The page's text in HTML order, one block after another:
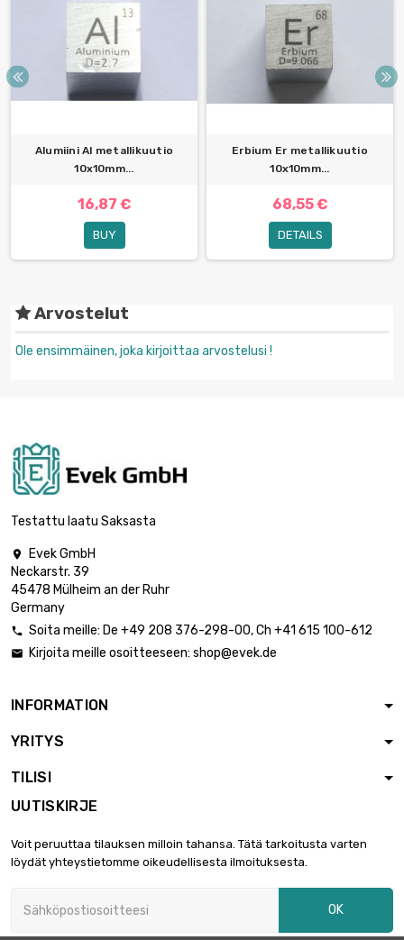
Alumiini Al metallikuutio
10x10mm...
16,87 €
BUY
Erbium Er metallikuutio
10x10mm...
68,55 €
DETAILS
Arvostelut
Ole ensimmäinen, joka kirjoittaa arvostelusi !
Testattu laatu Saksasta

Evek GmbH
Neckarstr. 39
45478 Mülheim an der Ruhr
Germany
 Soita meille: De +49 208 376-298-00, Ch +41 615 100-612
 Kirjoita meille osoitteeseen: shop@evek.de
INFORMATION
YRITYS
TILISI
UUTISKIRJE
Voit peruuttaa tilauksen milloin tahansa. Tätä tarkoitusta varten
löydät yhteystietomme oikeudellisesta ilmoituksesta.
OK